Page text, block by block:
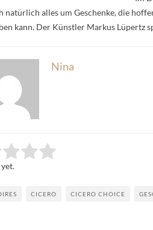
natürlich alles um Geschenke, die
kann. Der Künstler Markus Lüpertz
Nina
Submit Rating
CICERO CICERO CHOICE